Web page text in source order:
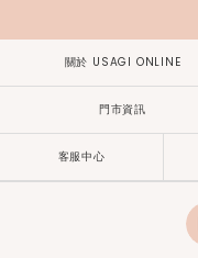
關於 USAGI ONLINE
門市資訊
客服中心